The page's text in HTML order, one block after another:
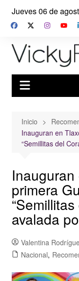
Saltar
contenido
Jueves 06 de
Inicio
Inauguran en
“Semillitas del
primera
avalada
Valentina
Nacional,